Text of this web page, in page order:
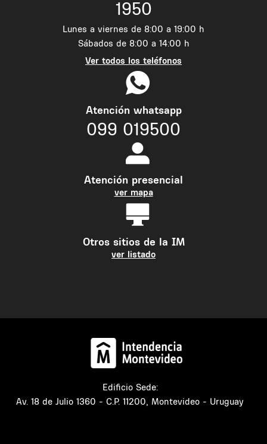
1950
Lunes a viernes de 8:00 a 19:00 h
Sábados de 8:00 a 14:00 h
Ver todos los teléfonos
Atención whatsapp
099 019500
Atención presencial
ver mapa
Otros sitios de la IM
ver listado
Edificio Sede:
Av. 18 de Julio 1360 - C.P. 11200, Montevideo - Uruguay